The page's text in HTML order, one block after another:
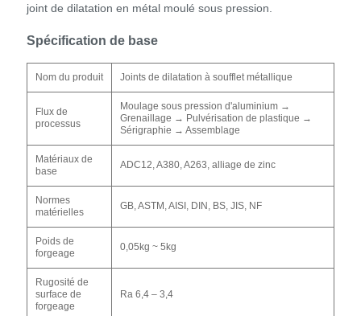
joint de dilatation en métal moulé sous pression.
Spécification de base
Nom du produit Joints de dilatation à soufflet métallique
Flux de
processus
Moulage sous pression d'aluminium →
Grenaillage → Pulvérisation de plastique →
Sérigraphie → Assemblage
Matériaux de
base
ADC12, A380, A263, alliage de zinc
Normes
matérielles
GB, ASTM, AISI, DIN, BS, JIS, NF
Poids de
forgeage
0,05kg ~ 5kg
Rugosité de
surface de
forgeage
Ra 6,4 – 3,4